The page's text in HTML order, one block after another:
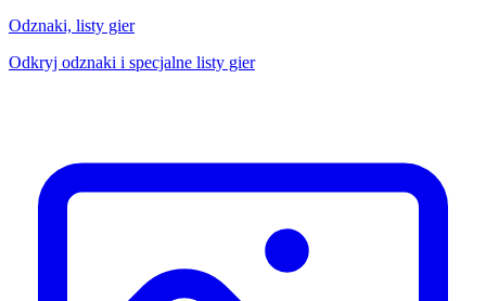
Odznaki, listy gier
Odkryj odznaki i specjalne listy gier